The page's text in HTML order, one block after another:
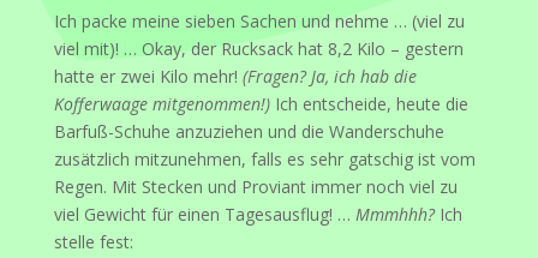
Ich packe meine sieben Sachen und nehme … (viel zu
viel mit)! … Okay, der Rucksack hat 8,2 Kilo – gestern
hatte er zwei Kilo mehr! (Fragen? Ja, ich hab die
Kofferwaage mitgenommen!)Ich entscheide, heute die
Barfuß-Schuhe anzuziehen und die Wanderschuhe
zusätzlich mitzunehmen, falls es sehr gatschig ist vom
Regen. Mit Stecken und Proviant immer noch viel zu
viel Gewicht für einen Tagesausflug! … Mmmhhh?Ich
stelle fest: